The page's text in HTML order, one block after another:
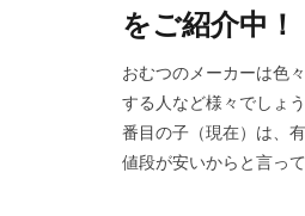
をご紹介中！
おむつのメーカーは色
する人など様々でしょ
番目の子（現在）は、
値段が安いからと言っ